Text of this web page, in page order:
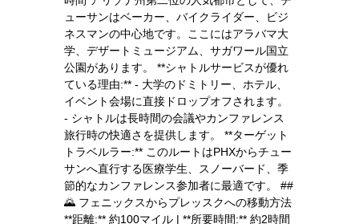
ューサンはベーカー、バイクライダー、ビジ
ネスマンの中心地です。ここにはアラバマ大
学、デザートミュージアム、サガワール国立
公園があります。 **シャトルサービスが優れ
ている理由:** - 大学のドミトリー、ホテル、
イベント会場に直接ドロップオフされます。
- シャトルは長時間の会議やカンファレンス
旅行時の快適さを提供します。 **ターゲット
トラベルラー:** このルートはPHXからチュー
サンへ直行する医療学生、スノーバード、季
節的なカンファレンス参加者に最適です。 ##
🌄 フェニックスからプレッスクへの移動方法
**距離:** 約100マイル | **所要時間:** 約2時間